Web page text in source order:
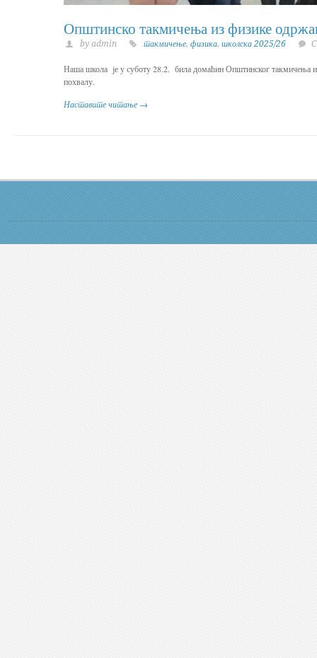
Општинско такмичења из физике
by admin такмичење, физика, школска 2025/26
Наша школа је у суботу 28.2. била домаћин Општинског
похвалу.
Наставите читање →